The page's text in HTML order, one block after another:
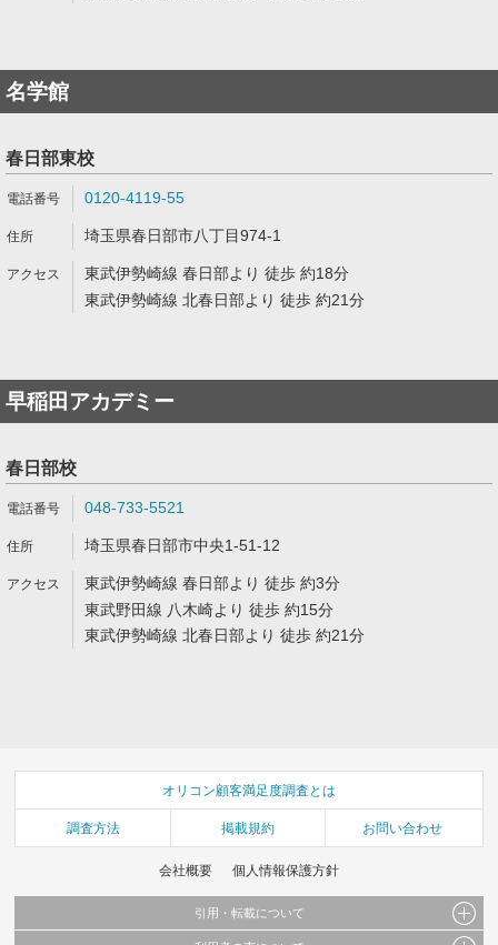
名学館
春日部東校
0120-4119-55
埼玉県春日部市八丁目974-1
東武伊勢崎線 春日部より 徒歩 約18分
東武伊勢崎線 北春日部より 徒歩 約21分
早稲田アカデミー
春日部校
048-733-5521
埼玉県春日部市中央1-51-12
東武伊勢崎線 春日部より 徒歩 約3分
東武野田線 八木崎より 徒歩 約15分
東武伊勢崎線 北春日部より 徒歩 約21分
オリコン顧客満足度調査とは
調査方法 掲載規約 お問い合わせ
会社概要 個人情報保護方針
引用・転載について